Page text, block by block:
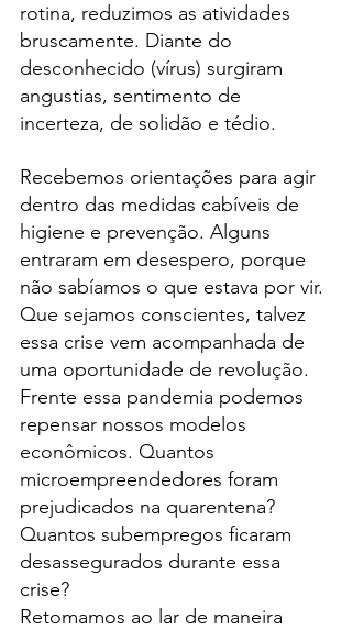
rotina, reduzimos as atividades
bruscamente. Diante do
desconhecido (vírus) surgiram
angustias, sentimento de
incerteza, de solidão e tédio.
Recebemos orientações para agir
dentro das medidas cabíveis de
higiene e prevenção. Alguns
entraram em desespero, porque
não sabíamos o que estava por vir.
Que sejamos conscientes, talvez
essa crise vem acompanhada de
uma oportunidade de revolução.
Frente essa pandemia podemos
repensar nossos modelos
econômicos. Quantos
microempreendedores foram
prejudicados na quarentena?
Quantos subempregos ficaram
desassegurados durante essa
crise?
Retomamos ao lar de maneira